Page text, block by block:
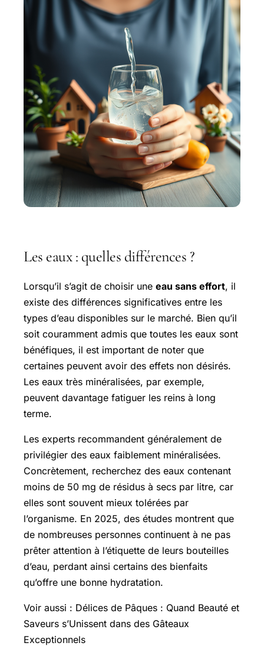
Les eaux : quelles différences ?
Lorsqu’il s’agit de choisir une eau sans effort, il
existe des différences significatives entre les
types d’eau disponibles sur le marché. Bien qu’il
soit couramment admis que toutes les eaux sont
bénéfiques, il est important de noter que
certaines peuvent avoir des effets non désirés.
Les eaux très minéralisées, par exemple,
peuvent davantage fatiguer les reins à long
terme.
Les experts recommandent généralement de
privilégier des eaux faiblement minéralisées.
Concrètement, recherchez des eaux contenant
moins de 50 mg de résidus à secs par litre, car
elles sont souvent mieux tolérées par
l’organisme. En 2025, des études montrent que
de nombreuses personnes continuent à ne pas
prêter attention à l’étiquette de leurs bouteilles
d’eau, perdant ainsi certains des bienfaits
qu’offre une bonne hydratation.
Voir aussi : Délices de Pâques : Quand Beauté et
Saveurs s’Unissent dans des Gâteaux
Exceptionnels